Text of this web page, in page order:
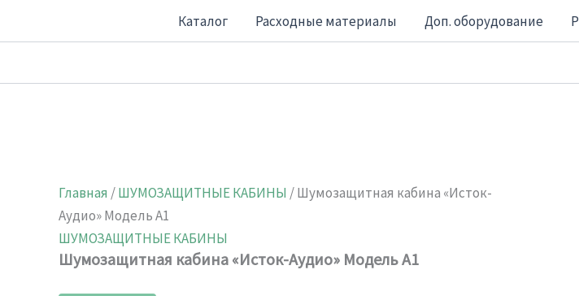
Каталог Расходные материалы Доп. оборудование
Главная /ШУМОЗАЩИТНЫЕ КАБИНЫ / Шумозащитная кабина «Исток-
Аудио» Модель А1
ШУМОЗАЩИТНЫЕ КАБИНЫ
Шумозащитная кабина «Исток-Аудио» Модель А1